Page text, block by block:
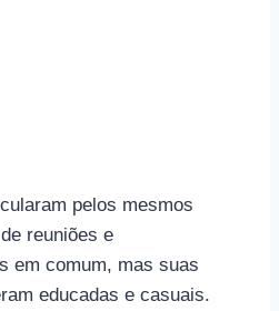
pelos mesmos
reuniões e
em comum, mas suas
educadas e casuais.